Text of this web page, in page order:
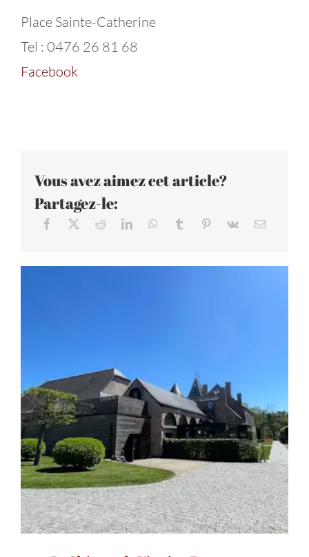
Place Sainte-Catherine
Tel : 0476 26 81 68
Facebook
Vous avez aimez cet article?
Partagez-le: